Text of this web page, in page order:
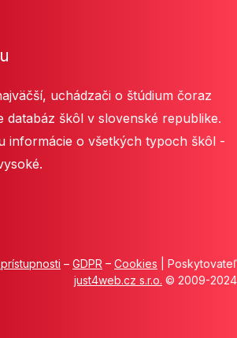
uchádzači o štúdium čoraz
databáz škôl v slovenské republike.
informácie o všetkých typoch škôl -
– GDPR – Cookies | Poskytovateľ
just4web.cz s.r.o. © 2009-2024